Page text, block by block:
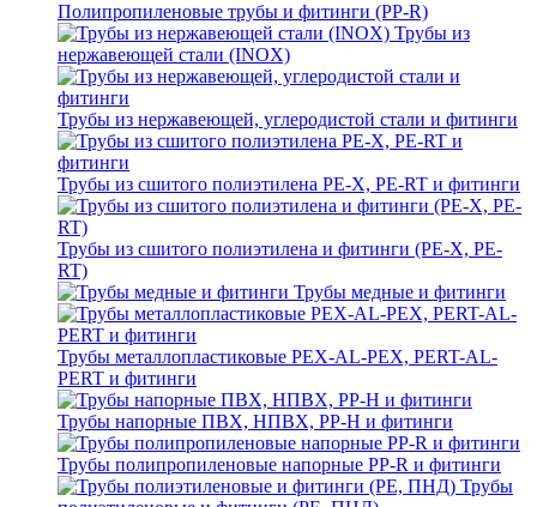
Полипропиленовые трубы и фитинги (PP-R)
Трубы из
нержавеющей стали (INOX)
Трубы из нержавеющей, углеродистой стали и фитинги
Трубы из сшитого полиэтилена PE-X, PE-RT и фитинги
Трубы из сшитого полиэтилена и фитинги (PE-X, PE-
RT)
Трубы медные и фитинги
Трубы металлопластиковые PEX-AL-PEX, PERT-AL-
PERT и фитинги
Трубы напорные ПВХ, НПВХ, PP-H и фитинги
Трубы полипропиленовые напорные PP-R и фитинги
Трубы